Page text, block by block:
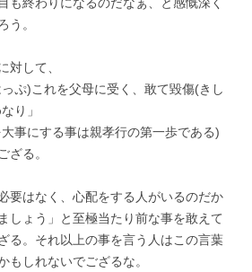
う。
対して、
っぷ)これを父母に受く、敢て毀傷(きし
り」
事にする事は親孝行の第一歩である)
ざる。
要はなく、心配をする人がいるのだか
しょう」と至極当たり前な事を敢えて
る。それ以上の事を言う人はこの言葉
もしれないでござるな。